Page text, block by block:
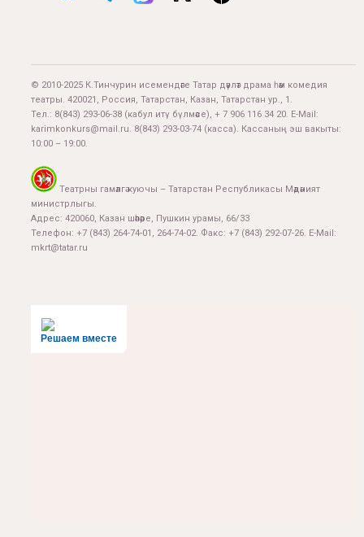
© 2010-2025 К.Тинчурин исемендәге Татар дәүләт драма һәм комедия
театры. 420021, Россия, Татарстан, Казан, Татарстан ур., 1.
Тел.: 8(843) 293-06-38 (кабул итү бүлмәсе), + 7 906 116 34 20. E-Mail:
karimkonkurs@mail.ru. 8(843) 293-03-74 (касса). Кассаның эш вакыты:
10:00 – 19:00.
Театрны гамәлгә куючы – Татарстан Республикасы Мәдәният
министрлыгы.
Адрес: 420060, Казан шәһәре, Пушкин урамы, 66/33
Телефон: +7 (843) 264-74-01, 264-74-02. Факс: +7 (843) 292-07-26. E-Mail:
mkrt@tatar.ru
Решаем вместе